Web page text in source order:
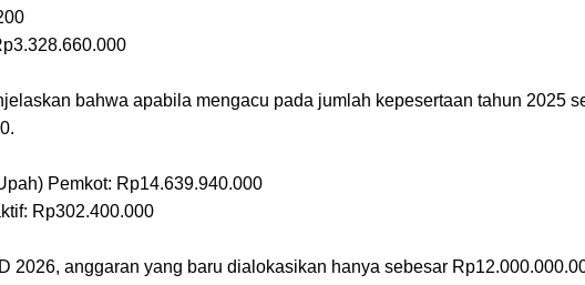
bahwa apabila mengacu pada jumlah kepesertaan tahun 2025
Pemkot: Rp14.639.940.000
Rp302.400.000
2026, anggaran yang baru dialokasikan hanya sebesar